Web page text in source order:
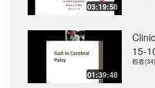
03:19:58
01:39:48
15-
觀看(34)